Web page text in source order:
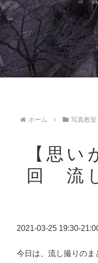
ホーム 写真教室
【思
回 流
2021-03-25 19:30-
今日は、流し撮りのま